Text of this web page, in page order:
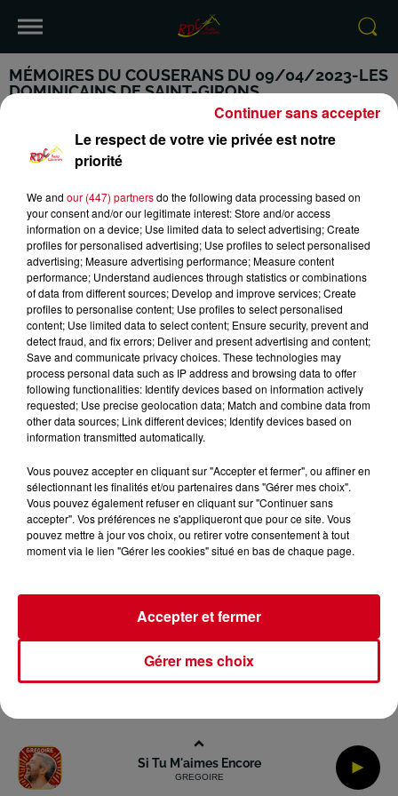
Si Tu M'aimes Encore
GREGOIRE
MÉMOIRES DU COUSERANS DU 09/04/2023-LES
DOMINICAINS DE SAINT-GIRONS
VOTRE INFO DE PROXIMITÉ PODCASTS ET REPLAY
RDC CONTACT
Mentions Légales Conditions Générales d'Utilisation
Politique de Confidentialité Politique Cookies
Gestion des Cookies Plan du site
2026 2025 2024 2023 2022
Le respect de votre vie privée est notre
priorité
We and our (447) partnersdo the following data processing based on
your consent and/or our legitimate interest: Store and/or access
information on a device; Use limited data to select advertising; Create
profiles for personalised advertising; Use profiles to select personalised
advertising; Measure advertising performance; Measure content
performance; Understand audiences through statistics or combinations
of data from different sources; Develop and improve services; Create
profiles to personalise content; Use profiles to select personalised
content; Use limited data to select content; Ensure security, prevent and
detect fraud, and fix errors; Deliver and present advertising and content;
Save and communicate privacy choices. These technologies may
process personal data such as IP address and browsing data to offer
following functionalities: Identify devices based on information actively
requested; Use precise geolocation data; Match and combine data from
other data sources; Link different devices; Identify devices based on
information transmitted automatically.
Vous pouvez accepter en cliquant sur "Accepter et fermer", ou affiner en
sélectionnant les finalités et/ou partenaires dans "Gérer mes choix".
Vous pouvez également refuser en cliquant sur "Continuer sans
accepter". Vos préférences ne s'appliqueront que pour ce site. Vous
pouvez mettre à jour vos choix, ou retirer votre consentement à tout
moment via le lien "Gérer les cookies" situé en bas de chaque page.
Gérer mes choix
Accepter et fermer
Continuer sans accepter